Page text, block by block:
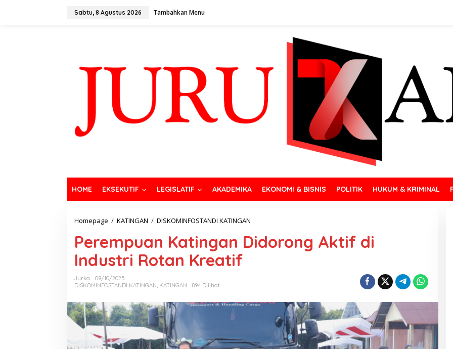
Sabtu, 8 Agustus 2026 Tambahkan Menu
HOME EKSEKUTIF LEGISLATIF AKADEMIKA EKONOMI & BISNIS POLITIK HUKUM & KRIMINAL
Homepage / KATINGAN / DISKOMINFOSTANDI KATINGAN
Perempuan Katingan Didorong Aktif di
Industri Rotan Kreatif
Jurka
09/10/2025
DISKOMINFOSTANDI KATINGAN, KATINGAN 894 Dilihat